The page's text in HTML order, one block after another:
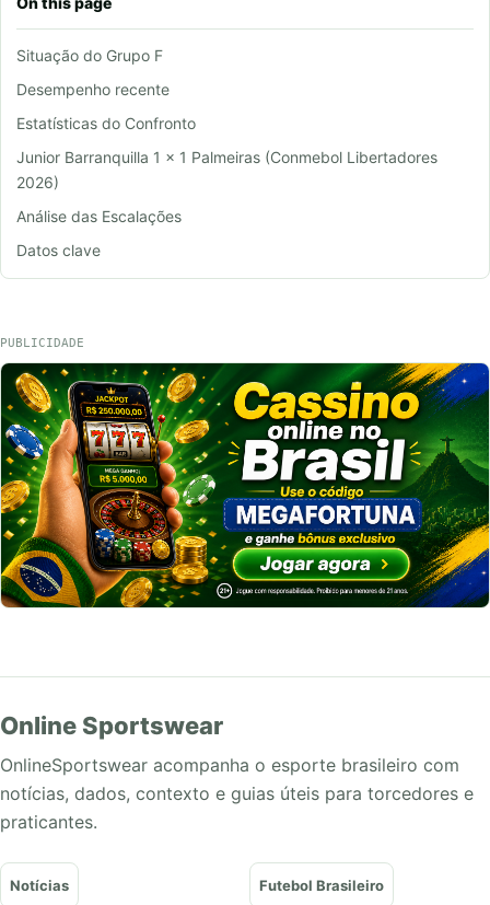
Situação do Grupo F
Desempenho recente
Estatísticas do Confronto
Junior Barranquilla 1 x 1 Palmeiras (Conmebol Libertadores
2026)
Análise das Escalações
Datos clave
PUBLICIDADE
Online Sportswear
OnlineSportswear acompanha o esporte brasileiro com
notícias, dados, contexto e guias úteis para torcedores e
praticantes.
Notícias Futebol Brasileiro